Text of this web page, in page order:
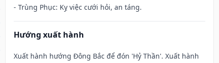
- Trùng Phục: Kỵ việc cưới hỏi, an táng.
Hướng xuất hành
Xuất hành hướng Đông Bắc để đón 'Hỷ Thần'. Xuất hành